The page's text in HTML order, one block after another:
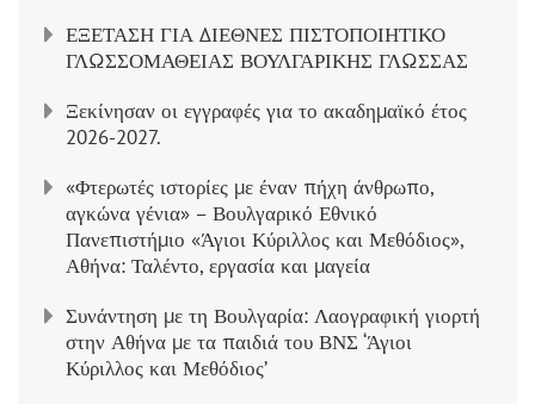
ΕΞΕΤΑΣΗ ΓΙΑ ΔΙΕΘΝΕΣ ΠΙΣΤΟΠΟΙΗΤΙΚΟ
ΓΛΩΣΣΟΜΑΘΕΙΑΣ ΒΟΥΛΓΑΡΙΚΗΣ ΓΛΩΣΣΑΣ
Ξεκίνησαν οι εγγραφές για το ακαδημαϊκό έτος
2026-2027.
«Φτερωτές ιστορίες με έναν πήχη άνθρωπο,
αγκώνα γένια» – Βουλγαρικό Εθνικό
Πανεπιστήμιο «Άγιοι Κύριλλος και Μεθόδιος»,
Αθήνα: Ταλέντο, εργασία και μαγεία
Συνάντηση με τη Βουλγαρία: Λαογραφική γιορτή
στην Αθήνα με τα παιδιά του ΒΝΣ ‘Άγιοι
Κύριλλος και Μεθόδιος’